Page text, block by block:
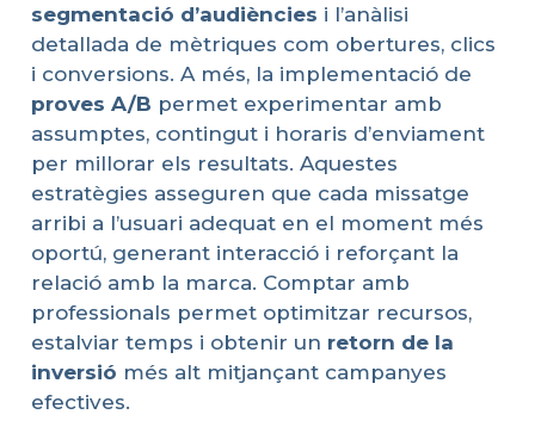
segmentació d’audiències i l’anàlisi
detallada de mètriques com obertures, clics
i conversions. A més, la implementació de
proves A/B permet experimentar amb
assumptes, contingut i horaris d’enviament
per millorar els resultats. Aquestes
estratègies asseguren que cada missatge
arribi a l’usuari adequat en el moment més
oportú, generant interacció i reforçant la
relació amb la marca. Comptar amb
professionals permet optimitzar recursos,
estalviar temps i obtenir un retorn de la
inversió més alt mitjançant campanyes
efectives.